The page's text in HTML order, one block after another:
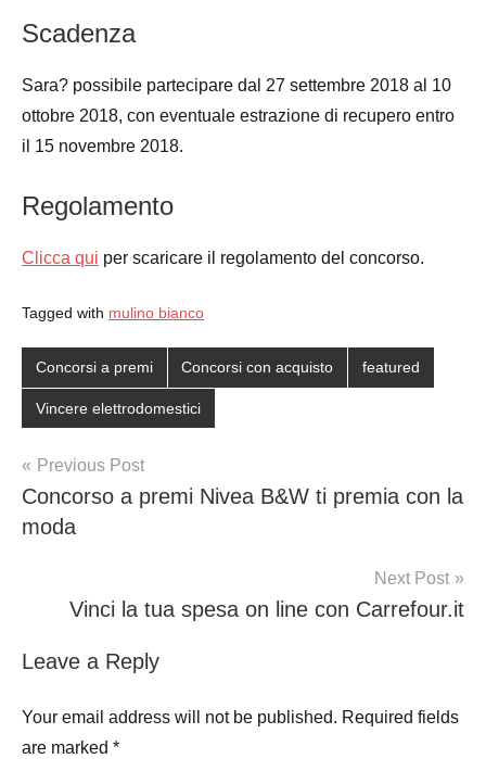
Scadenza
Sara? possibile partecipare dal 27 settembre 2018 al 10
ottobre 2018, con eventuale estrazione di recupero entro
il 15 novembre 2018.
Regolamento
Clicca qui per scaricare il regolamento del concorso.
Tagged with mulino bianco
Concorsi a premi Concorsi con acquisto featured
Vincere elettrodomestici
Post
navigation
Previous Post
Concorso a premi Nivea B&W ti premia con la
moda
Next Post
Vinci la tua spesa on line con Carrefour.it
Leave a Reply
Your email address will not be published. Required fields
are marked *